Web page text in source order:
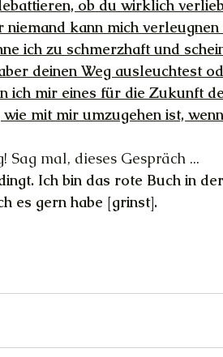
ob du wirklich
kann mich
ich zu schmerzhaft und
deinen Weg ausleuchtest
ich mir eines für die Zukunft
mit mir umzugehen ist,
mal, dieses Gespräch ...
Ich bin das rote Buch in
es gern habe [grinst].